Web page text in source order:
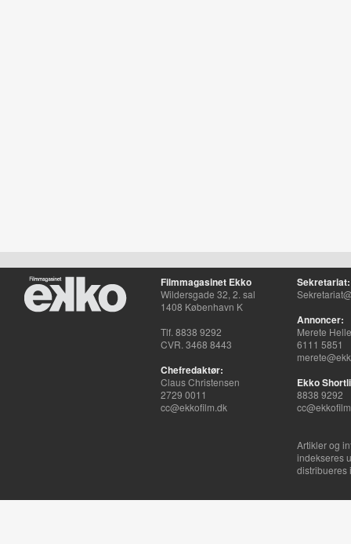
Filmmagasinet Ekko
Wildersgade 32, 2. sal
1408 København K
Tlf. 8838 9292
CVR. 3468 8443
Chefredaktør:
Claus Christensen
2729 0011
cc@ekkofilm.dk
Sekretariat:
Annoncer:
Merete
6111 5851
Ekko
8838 9292
Artikler og
indekseres
distribueres